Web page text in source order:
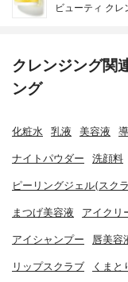
ビューティ クレ
クレンジング関
ング
化粧水 乳液 美容液
ナイトパウダー 洗顔料
ピーリングジェル(スク
まつげ美容液 アイクリ
アイシャンプー 唇美容
リップスクラブ くまと